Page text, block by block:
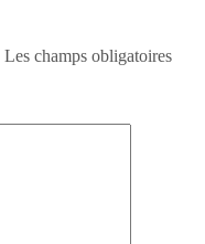
Les champs obligatoires